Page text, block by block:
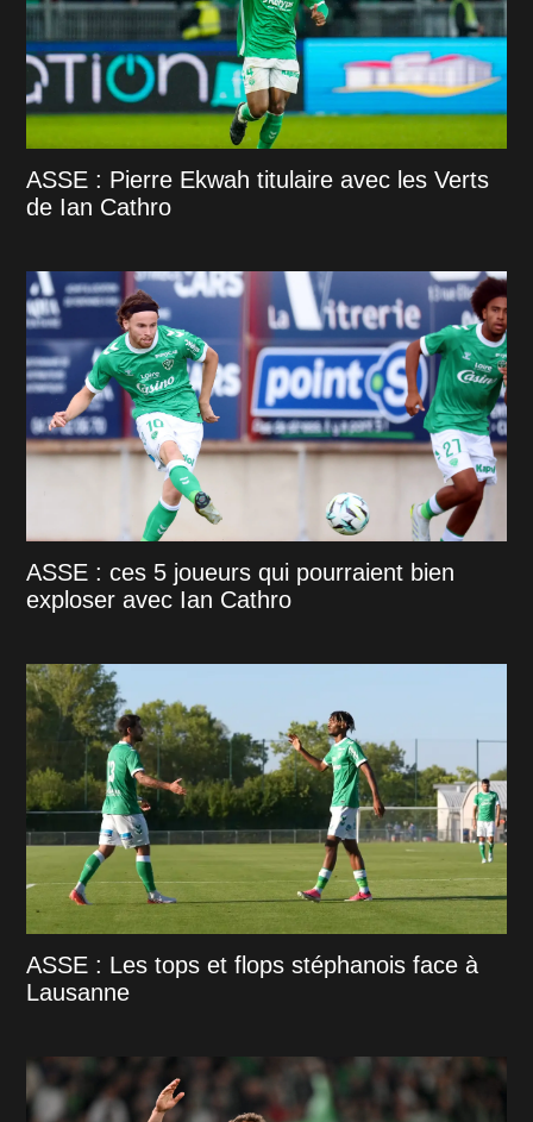
ASSE : Pierre Ekwah titulaire avec les Verts
de Ian Cathro
ASSE : ces 5 joueurs qui pourraient bien
exploser avec Ian Cathro
ASSE : Les tops et flops stéphanois face à
Lausanne